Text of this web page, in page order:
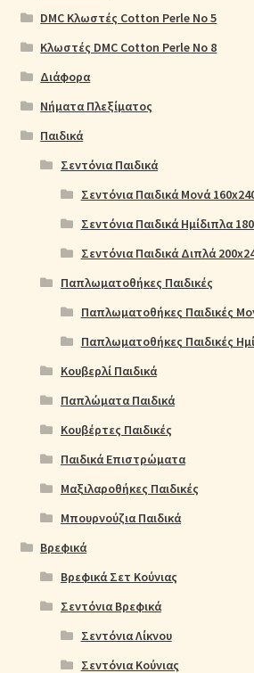
DMC Κλωστές Cotton Perle No 5
Κλωστές DMC Cotton Perle No 8
Διάφορα
Νήματα Πλεξίματος
Παιδικά
Σεντόνια Παιδικά
Σεντόνια Παιδικά Μονά
Σεντόνια Παιδικά Ημίδιπλα
Σεντόνια Παιδικά Διπλά
Παπλωματοθήκες Παιδικές
Παπλωματοθήκες Παιδικές
Παπλωματοθήκες Παιδικές
Κουβερλί Παιδικά
Παπλώματα Παιδικά
Κουβέρτες Παιδικές
Παιδικά Επιστρώματα
Μαξιλαροθήκες Παιδικές
Μπουρνούζια Παιδικά
Βρεφικά
Βρεφικά Σετ Κούνιας
Σεντόνια Βρεφικά
Σεντόνια Λίκνου
Σεντόνια Κούνιας